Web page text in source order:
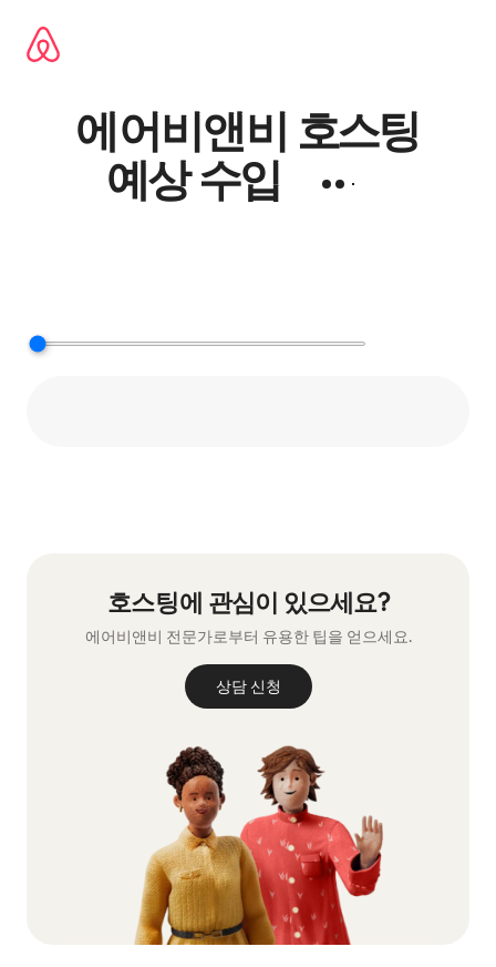
바로가기
에어비앤비 호⁠스⁠팅
예⁠상 수⁠입
에어비앤
호스팅에 관⁠심⁠이 있⁠으⁠세⁠요⁠?
에어비앤비 전문가로부터 유용한 팁을 얻으세요.
상담 신청